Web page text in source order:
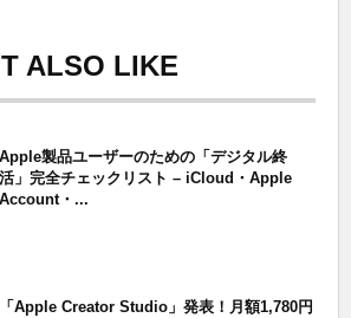
ALSO LIKE
Apple製品ユーザーのための「デジタル終
活」完全チェックリスト – iCloud・Apple
Account・...
「Apple Creator Studio」発表！月額1,780円